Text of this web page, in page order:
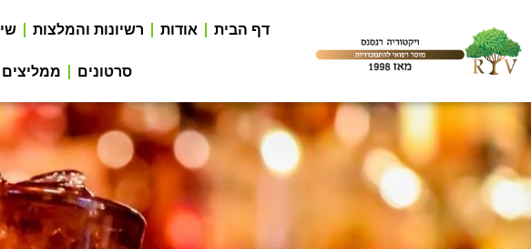
דף הבית אודות רשיונות והמלצות
סרטונים ממליצים